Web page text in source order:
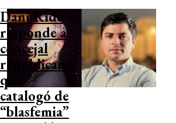
Dani Ride
responde a
concejal
republicano
que
catalogó de
“blasfemia”